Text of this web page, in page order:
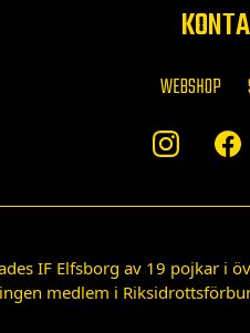
WEBSHOP
IF Elfsborg av 19 pojkar i
medlem i